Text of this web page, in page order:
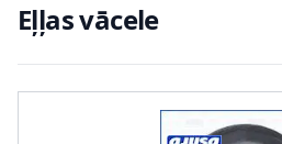
Eļļas vācele